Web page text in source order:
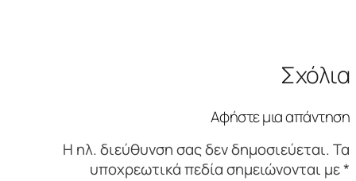
Σχόλια
Αφήστε μια απάντηση
Η ηλ. διεύθυνση σας δεν δημοσιεύεται.Τα
υποχρεωτικά πεδία σημειώνονται με*